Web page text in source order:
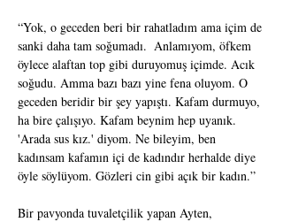
“Yok, o geceden beri bir rahatladım ama içim de
sanki daha tam soğumadı.  Anlamıyom, öfkem
öylece alaftan top gibi duruyomuş içimde. Acık
soğudu. Amma bazı bazı yine fena oluyom. O
geceden beridir bir şey yapıştı. Kafam durmuyo,
ha bire çalışıyo. Kafam beynim hep uyanık.
'Arada sus kız.' diyom. Ne bileyim, ben
kadınsam kafamın içi de kadındır herhalde diye
öyle söylüyom. Gözleri cin gibi açık bir kadın.”
Bir pavyonda tuvaletçilik yapan Ayten,